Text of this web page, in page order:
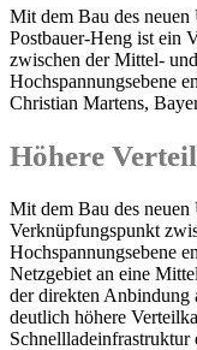
Mit dem Bau des
Postbauer-Heng ist ein
zwischen der Mittel-
Hochspannungsebene
Christian Martens,
Höhere
Mit dem Bau des
Verknüpfungspunkt
Hochspannungsebene
Netzgebiet an eine
der direkten Anbindung
deutlich höhere
Schnellladeinfrastruktur